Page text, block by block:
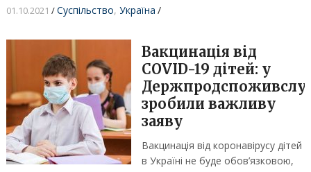
01.10.2021 /Суспільство, Україна /
Вакцинація від
COVID-19 дітей: у
зробили важливу
заяву
Вакцинація від коронавірусу дітей
в Україні не буде обов’язковою,